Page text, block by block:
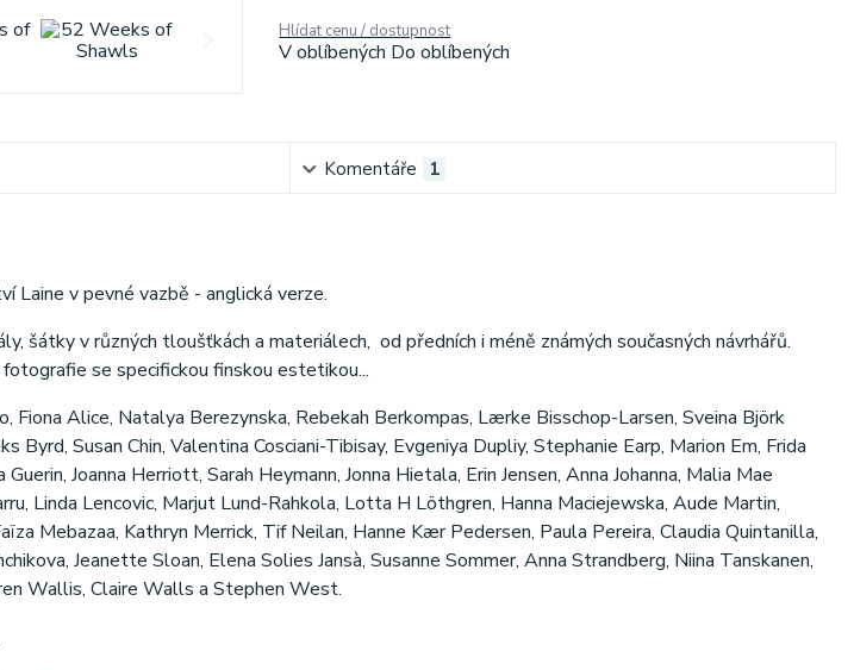
Hlídat cenu / dostupnost
V oblíbených Do oblíbených
Komentáře 1
Laine v pevné vazbě - anglická verze.
šátky v různých tloušťkách a materiálech, od předních i méně známých současných návrhářů.
fotografie se specifickou finskou estetikou...
Fiona Alice, Natalya Berezynska, Rebekah Berkompas, Lærke Bisschop-Larsen, Sveina Björk
Byrd, Susan Chin, Valentina Cosciani-Tibisay, Evgeniya Dupliy, Stephanie Earp, Marion Em, Frida
Joanna Herriott, Sarah Heymann, Jonna Hietala, Erin Jensen, Anna Johanna, Malia Mae
Linda Lencovic, Marjut Lund-Rahkola, Lotta H Löthgren, Hanna Maciejewska, Aude Martin,
Mebazaa, Kathryn Merrick, Tif Neilan, Hanne Kær Pedersen, Paula Pereira, Claudia Quintanilla,
Jeanette Sloan, Elena Solies Jansà, Susanne Sommer, Anna Strandberg, Niina Tanskanen,
Wallis, Claire Walls a Stephen West.